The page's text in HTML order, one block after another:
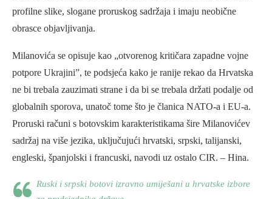
profilne slike, slogane proruskog sadržaja i imaju neobične
obrasce objavljivanja.
Milanovića se opisuje kao „otvorenog kritičara zapadne vojne
potpore Ukrajini”, te podsjeća kako je ranije rekao da Hrvatska
ne bi trebala zauzimati strane i da bi se trebala držati podalje od
globalnih sporova, unatoč tome što je članica NATO-a i EU-a.
Proruski računi s botovskim karakteristikama šire Milanovićev
sadržaj na više jezika, uključujući hrvatski, srpski, talijanski,
engleski, španjolski i francuski, navodi uz ostalo CIR. – Hina.
Ruski i srpski botovi izravno umiješani u hrvatske izbore